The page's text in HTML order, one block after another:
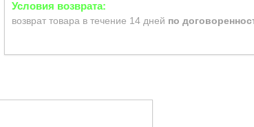
возврат товара в течение 14 дней по